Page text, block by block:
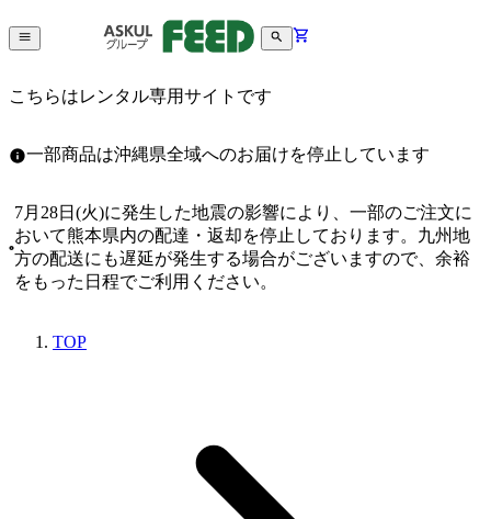
こちらはレンタル専用サイトです
一部商品は沖縄県全域へのお届けを停止しています
7月28日(火)に発生した地震の影響により、一部のご注文に
おいて熊本県内の配達・返却を停止しております。九州地
方の配送にも遅延が発生する場合がございますので、余裕
をもった日程でご利用ください。
TOP